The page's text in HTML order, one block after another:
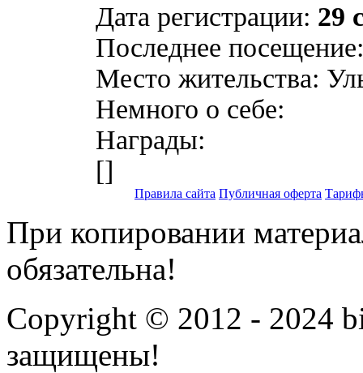
Дата регистрации: 29
Последнее
Место жительства:
Немного о себе:
Награды:
[]
Правила сайта Публичная оферта
При копировании
обязательна!
Copyright © 2012 - 2024
защищены!